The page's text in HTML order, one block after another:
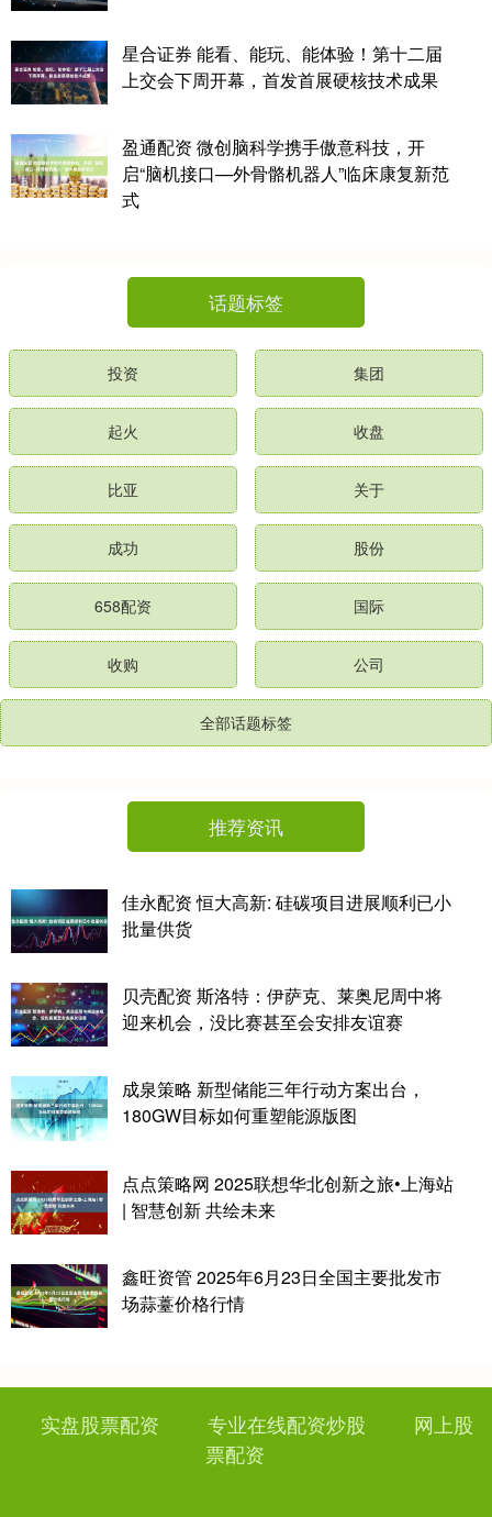
星合证券 能看、能玩、能体验！第十二届
上交会下周开幕，首发首展硬核技术成果
盈通配资 微创脑科学携手傲意科技，开
启“脑机接口—外骨骼机器人”临床康复新范
式
话题标签
投资 集团
起火 收盘
比亚 关于
成功 股份
658配资 国际
收购 公司
全部话题标签
推荐资讯
佳永配资 恒大高新: 硅碳项目进展顺利已小
批量供货
贝壳配资 斯洛特：伊萨克、莱奥尼周中将
迎来机会，没比赛甚至会安排友谊赛
成泉策略 新型储能三年行动方案出台，
180GW目标如何重塑能源版图
点点策略网 2025联想华北创新之旅•上海站
| 智慧创新 共绘未来
鑫旺资管 2025年6月23日全国主要批发市
场蒜薹价格行情
实盘股票配资 专业在线配资炒股
网上股
票配资